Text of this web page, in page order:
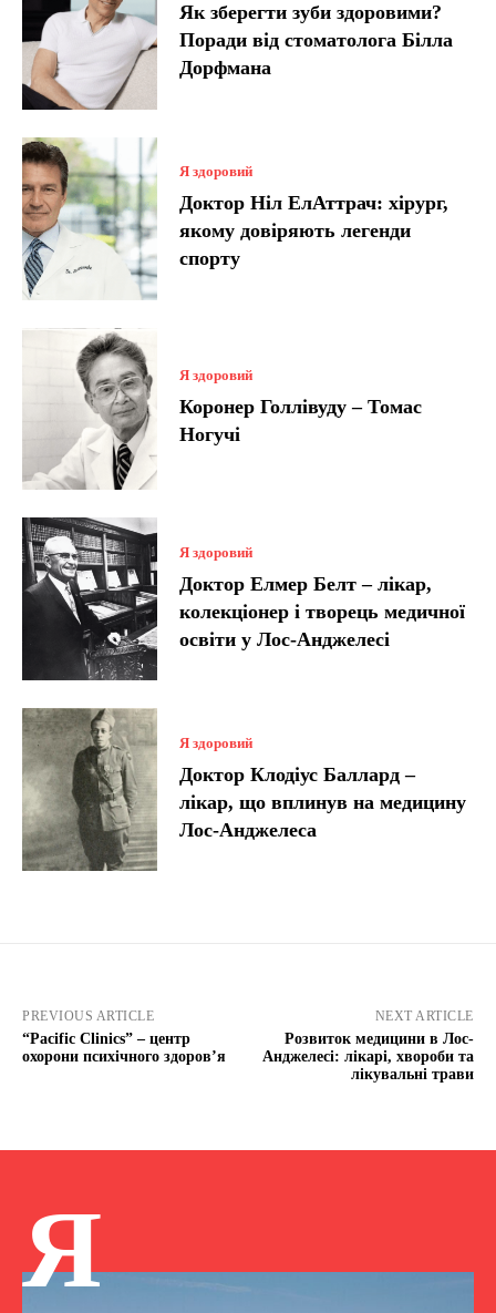
Як зберегти зуби здоровими?
Поради від стоматолога Білла
Дорфмана
Я здоровий
Доктор Ніл ЕлАттрач: хірург,
якому довіряють легенди
спорту
Я здоровий
Коронер Голлівуду – Томас
Ногучі
Я здоровий
Доктор Елмер Белт – лікар,
колекціонер і творець медичної
освіти у Лос-Анджелесі
Я здоровий
Доктор Клодіус Баллард –
лікар, що вплинув на медицину
Лос-Анджелеса
PREVIOUS ARTICLE
“Pacific Clinics” – центр
охорони психічного здоровʼя
NEXT ARTICLE
Розвиток медицини в Лос-
Анджелесі: лікарі, хвороби та
лікувальні трави
Я